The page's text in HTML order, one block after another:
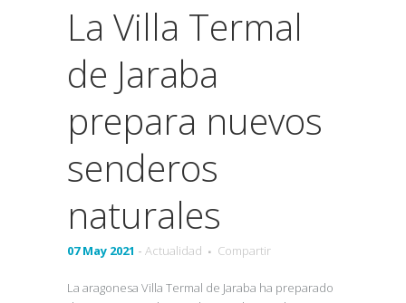
La Villa Termal
de Jaraba
prepara nuevos
senderos
naturales
07 May 2021 - Actualidad Compartir
La aragonesa Villa Termal de Jaraba ha preparado